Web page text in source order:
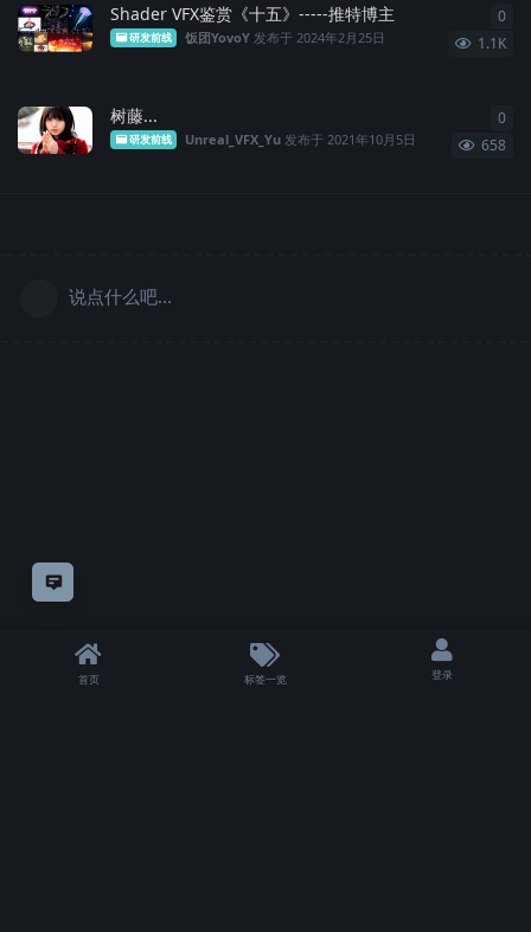
意见反馈
Shader VFX鉴赏《十五》-----推特博主
研发前线 饭团YovoY 发布于 2024年2月25日 1.1K
0
树藤...
研发前线 Unreal_VFX_Yu 发布于 2021年10月5日 658
0
说点什么吧...
首页 标签一览 登录